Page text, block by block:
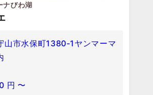
ナびわ湖
山市水保町1380-1ヤンマーマ
円 〜